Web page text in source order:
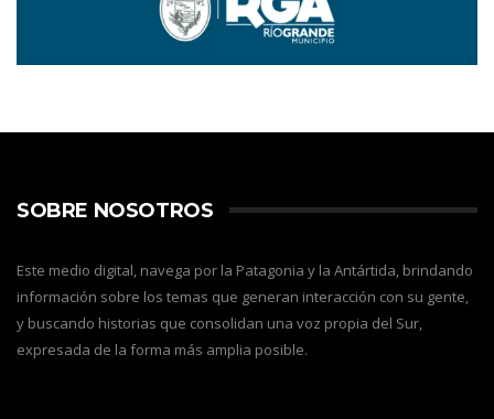
SOBRE NOSOTROS
Este medio digital, navega por la Patagonia y la Antártida, brindando
información sobre los temas que generan interacción con su gente,
y buscando historias que consolidan una voz propia del Sur,
expresada de la forma más amplia posible.